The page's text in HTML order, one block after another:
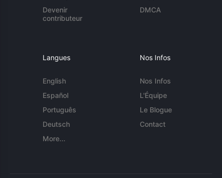
Devenir
contributeur
DMCA
Langues
English
Español
Português
Deutsch
More...
Nos Infos
Nos Infos
L'Équipe
Le Blogue
Contact